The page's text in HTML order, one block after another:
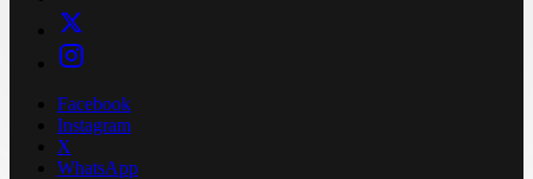
Facebook
Instagram
X
WhatsApp